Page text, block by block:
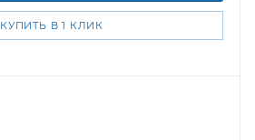
КУПИТЬ В 1 КЛИК